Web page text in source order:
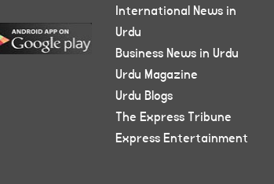
International News in
Urdu
Business News in Urdu
Urdu Magazine
Urdu Blogs
The Express Tribune
Express Entertainment